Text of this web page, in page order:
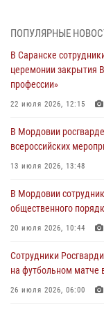
участие в
Фёдора Ушакова
06 августа 2026, 08:14
повредившего
06 августа 2026, 07:03
незамедлительно
05 августа 2026, 15:04
подозреваемого в
05 августа 2026, 12:34
ПОПУЛЯРНЫЕ
В Саранске
церемонии закрытия
профессии»
22 июля 2026, 12:15
В Мордовии
всероссийских
13 июля 2026, 13:48
В Мордовии
общественного
20 июля 2026, 10:44
Сотрудники
на футбольном матче
26 июля 2026, 06:00